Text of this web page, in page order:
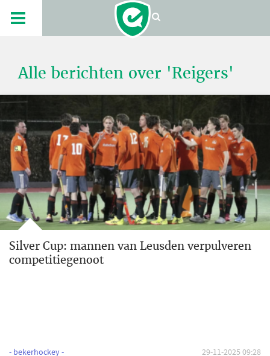
Alle berichten over 'Reigers'
Silver Cup: mannen van Leusden verpulveren
competitiegenoot
- bekerhockey - 29-11-2025 09:28